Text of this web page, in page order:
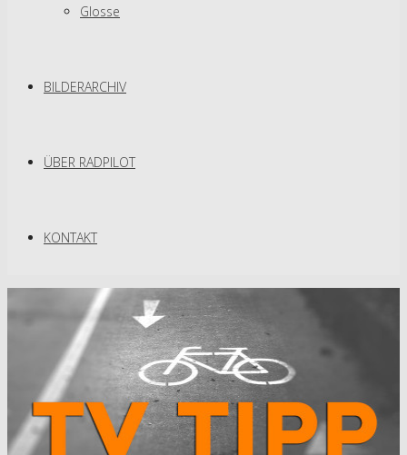
Glosse
BILDERARCHIV
ÜBER RADPILOT
KONTAKT